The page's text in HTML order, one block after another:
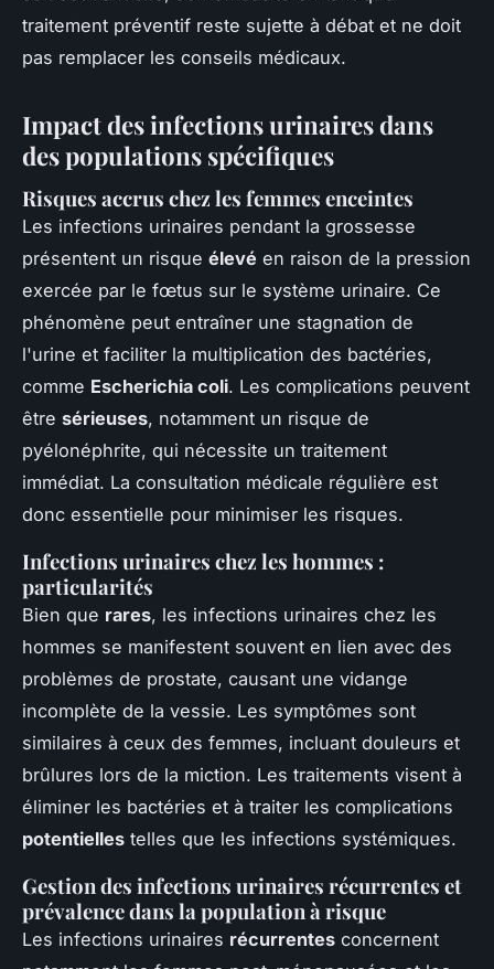
traitement préventif reste sujette à débat et ne doit
pas remplacer les conseils médicaux.
Impact des infections urinaires dans
des populations spécifiques
Risques accrus chez les femmes enceintes
Les infections urinaires pendant la grossesse
présentent un risque élevé en raison de la pression
exercée par le fœtus sur le système urinaire. Ce
phénomène peut entraîner une stagnation de
l'urine et faciliter la multiplication des bactéries,
comme Escherichia coli. Les complications peuvent
être sérieuses, notamment un risque de
pyélonéphrite, qui nécessite un traitement
immédiat. La consultation médicale régulière est
donc essentielle pour minimiser les risques.
Infections urinaires chez les hommes :
particularités
Bien que rares, les infections urinaires chez les
hommes se manifestent souvent en lien avec des
problèmes de prostate, causant une vidange
incomplète de la vessie. Les symptômes sont
similaires à ceux des femmes, incluant douleurs et
brûlures lors de la miction. Les traitements visent à
éliminer les bactéries et à traiter les complications
potentielles telles que les infections systémiques.
Gestion des infections urinaires récurrentes et
prévalence dans la population à risque
Les infections urinaires récurrentes concernent